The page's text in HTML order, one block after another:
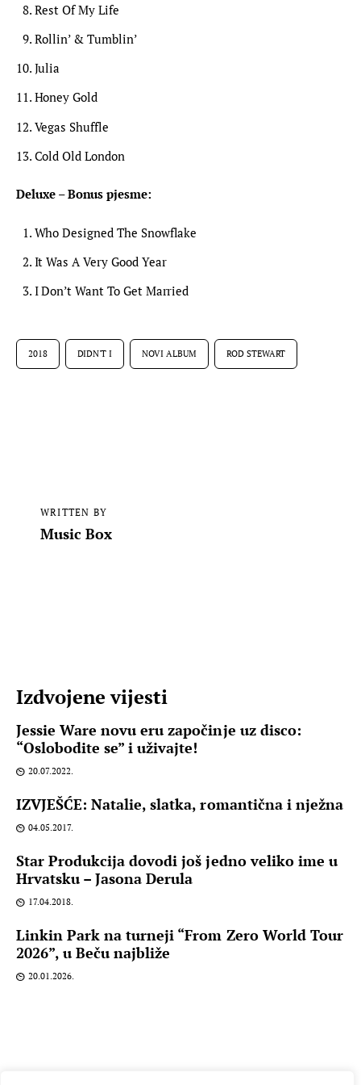
Rest Of My Life
Rollin’ & Tumblin’
Julia
Honey Gold
Vegas Shuffle
Cold Old London
Deluxe – Bonus pjesme:
Who Designed The Snowflake
It Was A Very Good Year
I Don’t Want To Get Married
2018 DIDN'T I NOVI ALBUM ROD STEWART
WRITTEN BY
Music Box
Izdvojene vijesti
Jessie Ware novu eru započinje uz disco:
“Oslobodite se” i uživajte!
20.07.2022.
IZVJEŠĆE: Natalie, slatka, romantična i nježna
04.05.2017.
Star Produkcija dovodi još jedno veliko ime u
Hrvatsku – Jasona Derula
17.04.2018.
Linkin Park na turneji “From Zero World Tour
2026”, u Beču najbliže
20.01.2026.